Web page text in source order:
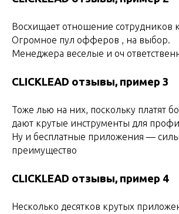
Восхищает отношение сотрудников
Огромное пул офферов , на выбор.
Менеджера веселые и оч
CLICKLEAD отзывы, пример 3
Тоже лью на них, поскольку платят
дают крутые инструменты для
Ну и бесплатные приложения —
преимущество
CLICKLEAD отзывы, пример 4
Несколько десятков крутых